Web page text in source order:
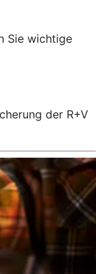
Sie wichtige
der R+V